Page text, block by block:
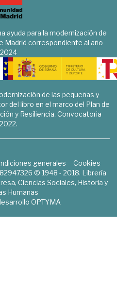
ayuda para la modernización de
Madrid correspondiente al año
2024
de las pequeñas y
del libro en el marco del Plan de
y Resiliencia. Convocatoria
2022.
generales
Cookies
© 1948 - 2018. Librería
Ciencias Sociales, Historia y
Humanas
OPTYMA